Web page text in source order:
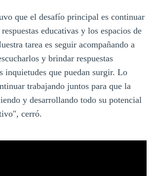
que el desafío principal es continuar
educativas y los espacios de
tarea es seguir acompañando a
y brindar respuestas
inquietudes que puedan surgir. Lo
trabajando juntos para que la
y desarrollando todo su potencial
cerró.